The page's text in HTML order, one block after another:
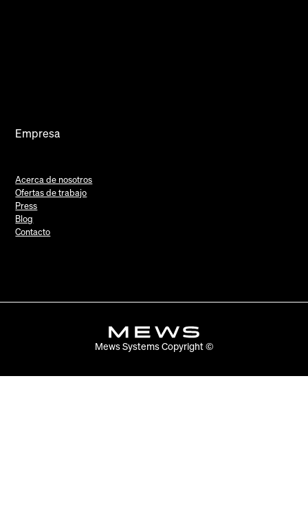
Empresa
Acerca de nosotros
Ofertas de trabajo
Press
Blog
Contacto
Mews Systems Copyright ©